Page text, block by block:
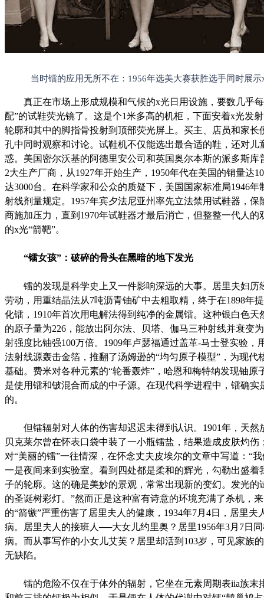
当时镭的应用无所不在：1956年选美大赛获胜选手同时展示
真正在市场上形成规模和气候的x光日用设施，要数几乎每
配”的试鞋荧光镜了。这是个1米多高的机柜，下面安着x光发
轮廓和其中的脚指骨投射到顶部荧光屏上。买主、店员和家长
孔中同时观察和讨论。试鞋机不仅能选出最合适的鞋，还对儿
惑。美国密尔沃基的阿德里安公司和英国奥尔本斯的派多斯库
2大生产厂商，从1927年开始生产，1950年代在美国的销量达
达3000台。在科学家和公众的质疑下，美国国家标准局1946年
射线剂量规定。1957年宾夕法尼亚州率先立法禁用试鞋器，保
商施加压力，直到1970年试鞋器才最后消亡，但整整一代人的
的x光“箭靶”。
“镭女孩”：破碎的骨头在黑暗的地下发光
镭的发现是科学史上又一件影响深远的大事。居里夫妇历
劳动，用重结晶法从7吨沥青铀矿中去粗取精，终于在1898年
化镭，1910年首次用电解法得到纯净的金属镭。这种银白色天
的原子量为226，能放出阿尔法、贝塔、伽马三种射线并衰变
射强度比铀强100万倍。1909年卢瑟福通过盖革-马士登实验，
法射线源轰击金箔，推翻了汤姆逊的“均匀原子模型”，为现代
基础。费米对各种元素的“轮番轰炸”，哈恩和梅特纳发现铀原
是使用镭和铍混合而成的中子源。在现代科学进程中，镭确实
的。
但镭辐射对人体的伤害却迟迟未得到认识。1901年，天然
贝克莱尔曾在怀表口袋中装了一小瓶镭盐，结果造成皮肤灼伤
对“美丽的镭”一往情深，在怀念丈夫皮埃尔的文章中写道：“
一是夜间来到实验室。看到四处都是柔和的辉光，勾勒出盛着
子的轮廓。这的确是美妙的景观，常常出现新的变幻。发光的
的圣诞树彩灯。”然而正是这种富有诗意的环境充满了杀机，
的“箭镞”严重伤害了居里夫人的健康，1934年7月4日，居里夫
病。居里夫人的接班人──大女儿约里奥？居里1956年3月7日
病。而从事写作的小女儿艾芙？居里却活到103岁，可见家族
无缺陷。
镭的危险不仅在于体外的辐射，它坐在元素周期表iia族末